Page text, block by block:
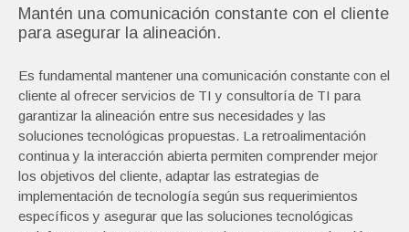
Mantén una comunicación constante con el cliente
para asegurar la alineación.
Es fundamental mantener una comunicación constante con el
cliente al ofrecer servicios de TI y consultoría de TI para
garantizar la alineación entre sus necesidades y las
soluciones tecnológicas propuestas. La retroalimentación
continua y la interacción abierta permiten comprender mejor
los objetivos del cliente, adaptar las estrategias de
implementación de tecnología según sus requerimientos
específicos y asegurar que las soluciones tecnológicas